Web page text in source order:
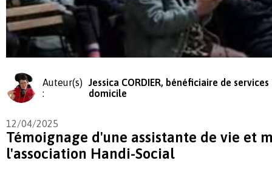
Auteur(s)
:
Jessica CORDIER, bénéficiaire de
domicile
12/04/2025
Témoignage d'une assistante de vie et
l'association Handi-Social